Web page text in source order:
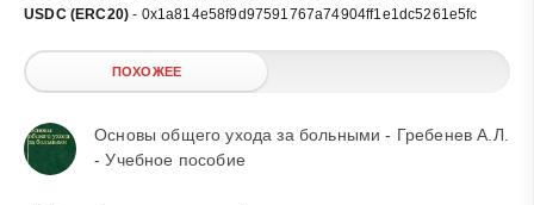
USDC (ERC20) - 0x1a814e58f9d97591767a74904ff1e1dc5261e5fc
ПОХОЖЕЕ
Основы общего ухода за больными - Гребенев А.Л.
- Учебное пособие